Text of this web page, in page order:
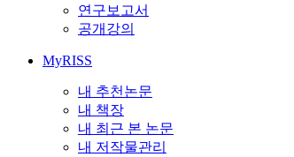
연구보고서
공개강의
MyRISS
내 추천논문
내 책장
내 최근 본 논문
내 저작물관리